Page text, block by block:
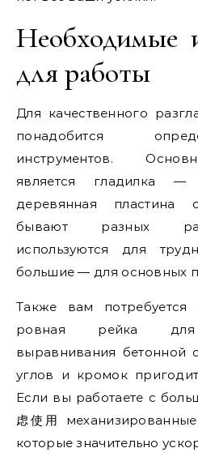
Необходимые
для работы
Для качественного
понадобится
инструментов.
является гладилка —
деревянная пластина
бывают разных
используются для
большие — для основных
Также вам
ровная рейка для
выравнивания бетонной
углов и кромок
Если вы работаете с
虑使用
которые значительно